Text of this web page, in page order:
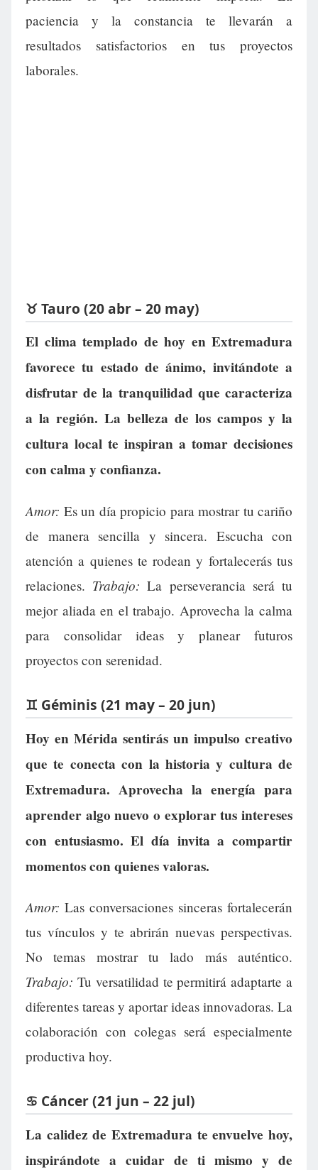
paciencia y la constancia te llevarán a
resultados satisfactorios en tus proyectos
laborales.
♉ Tauro (20 abr – 20 may)
El clima templado de hoy en Extremadura
favorece tu estado de ánimo, invitándote a
disfrutar de la tranquilidad que caracteriza
a la región. La belleza de los campos y la
cultura local te inspiran a tomar decisiones
con calma y confianza.
Amor: Es un día propicio para mostrar tu cariño
de manera sencilla y sincera. Escucha con
atención a quienes te rodean y fortalecerás tus
relaciones. Trabajo: La perseverancia será tu
mejor aliada en el trabajo. Aprovecha la calma
para consolidar ideas y planear futuros
proyectos con serenidad.
♊ Géminis (21 may – 20 jun)
Hoy en Mérida sentirás un impulso creativo
que te conecta con la historia y cultura de
Extremadura. Aprovecha la energía para
aprender algo nuevo o explorar tus intereses
con entusiasmo. El día invita a compartir
momentos con quienes valoras.
Amor: Las conversaciones sinceras fortalecerán
tus vínculos y te abrirán nuevas perspectivas.
No temas mostrar tu lado más auténtico.
Trabajo: Tu versatilidad te permitirá adaptarte a
diferentes tareas y aportar ideas innovadoras. La
colaboración con colegas será especialmente
productiva hoy.
♋ Cáncer (21 jun – 22 jul)
La calidez de Extremadura te envuelve hoy,
inspirándote a cuidar de ti mismo y de